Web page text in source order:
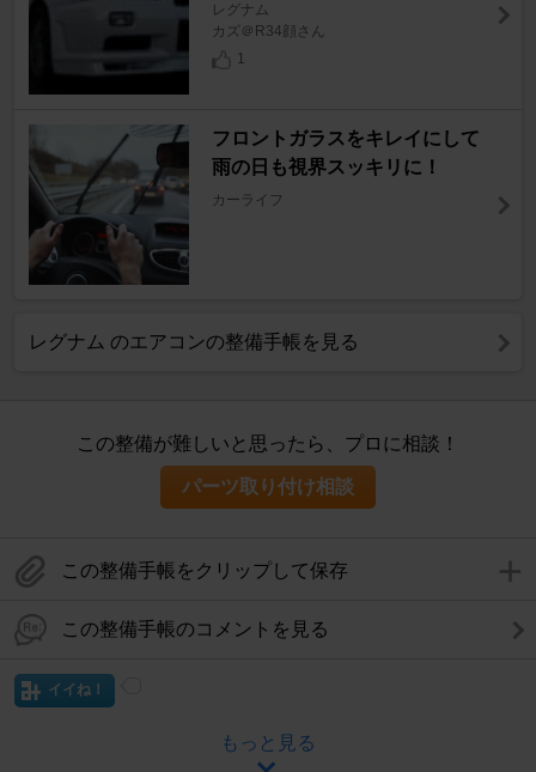
レグナム
カズ＠R34顔さん
1
フロントガラスをキレイにして
雨の日も視界スッキリに！
カーライフ
レグナム のエアコンの整備手帳を見る
この整備が難しいと思ったら、プロに相談！
パーツ取り付け相談
この整備手帳をクリップして保存
この整備手帳のコメントを見る
イイね！
もっと見る